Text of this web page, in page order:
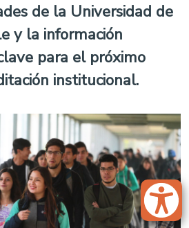
de la Universidad de
y la información
para el próximo
institucional.